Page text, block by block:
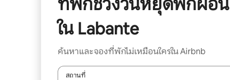
ที่พักช่วงวันหยุดพักผ่อน
ใน Labante
ค้นหาและจองที่พักไม่เหมือนใครใน Airbnb
สถานที่